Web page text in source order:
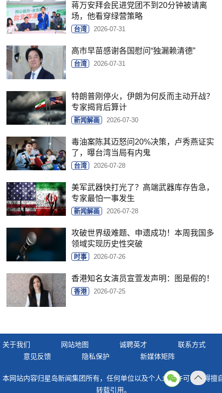
蒋万安拜会民进党团不到20分钟被请离
场，他看穿绿营策略
台湾 2026-07-31
高市早苗感谢各国慰问“独漏赖清德”
台湾 2026-07-31
特朗普刚停火，伊朗为何反而主动开战？
专家揭背后算计
新闻解画 2026-07-30
毒油案陈其迈怒问20%决策，卢秀燕证实
了，曝台湾当局有内鬼
台湾 2026-07-28
美军武器快打光了？高端武器库存告急，
专家最怕一事发生
新闻解画 2026-07-28
攻破世界级难题、申遗成功！本周我国多
领域实现历史性突破
时事 2026-07-26
香港知名女演员宣萱发声明：图是假的！
香港 2026-07-25
关于我们 网站地图 诚聘英才
联系方式
意见反馈
隐私保护 新媒体矩阵
本网站内容归星岛新闻集团所有，任何单位以及个人未经许可，不得擅
转载引用。